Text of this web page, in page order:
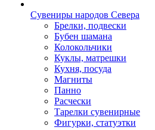
Сувениры народов Севера
Брелки, подвески
Бубен шамана
Колокольчики
Куклы, матрешки
Кухня, посуда
Магниты
Панно
Расчески
Тарелки сувенирные
Фигурки, статуэтки